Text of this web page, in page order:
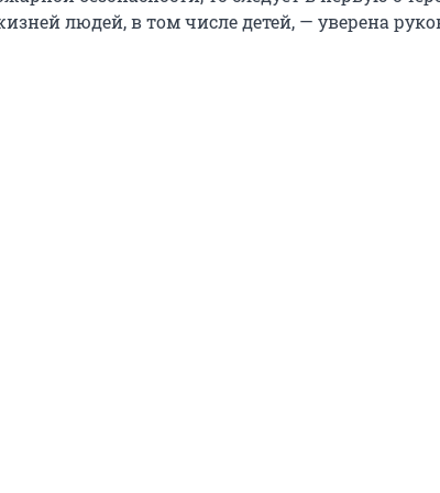
людей, в том числе детей, — уверена